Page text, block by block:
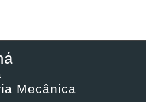
Mecânica